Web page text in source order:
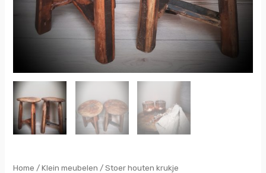
Home /Klein meubelen / Stoer houten krukje